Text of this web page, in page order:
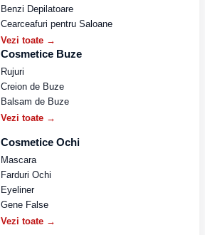
Benzi Depilatoare
Cearceafuri pentru Saloane
Vezi toate →
Cosmetice Buze
Rujuri
Creion de Buze
Balsam de Buze
Vezi toate →
Cosmetice Ochi
Mascara
Farduri Ochi
Eyeliner
Gene False
Vezi toate →